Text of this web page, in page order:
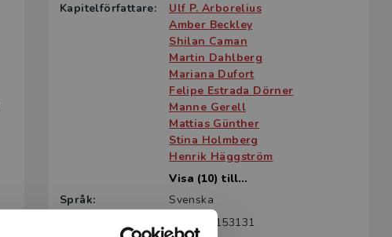
Kapitelförfattare:
Ulf P. Arborelius
Amber Beckley
Shilan Caman
Martin Dahlberg
Mariana Dufort
Felipe Estrada Dörner
Manne Gerell
Mattias Günther
Stina Holmberg
Henrik Häggström
Visa (10) till...
Språk:
Svenska
9789144153131